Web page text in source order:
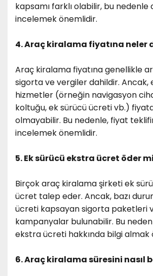
kapsamı farklı olabilir, bu nedenle
incelemek önemlidir.
4. Araç kiralama fiyatına neler
Araç kiralama fiyatına genellikle
sigorta ve vergiler dahildir. Ancak,
hizmetler (örneğin navigasyon
koltuğu, ek sürücü ücreti vb.)
olmayabilir. Bu nedenle, fiyat
incelemek önemlidir.
5. Ek sürücü ekstra ücret öder
Birçok araç kiralama şirketi ek
ücret talep eder. Ancak, bazı
ücreti kapsayan sigorta paketleri
kampanyalar bulunabilir. Bu
ekstra ücreti hakkında bilgi almak
6. Araç kiralama süresini nasıl